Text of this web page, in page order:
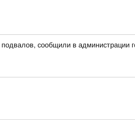
сообщили в администрации